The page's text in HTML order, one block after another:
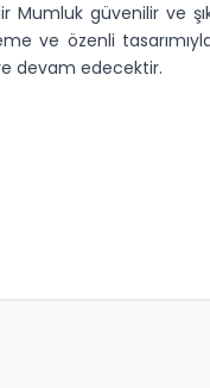
Mumluk güvenilir ve
ve özenli
devam edecektir.